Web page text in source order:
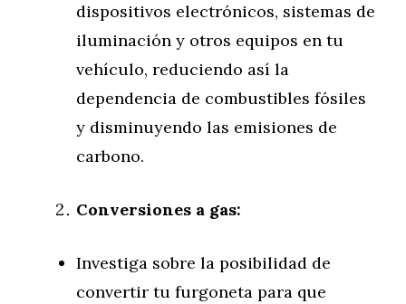
dispositivos electrónicos, sistemas de
iluminación y otros equipos en tu
vehículo, reduciendo así la
dependencia de combustibles fósiles
y disminuyendo las emisiones de
carbono.
Conversiones a gas:
Investiga sobre la posibilidad de
convertir tu furgoneta para que